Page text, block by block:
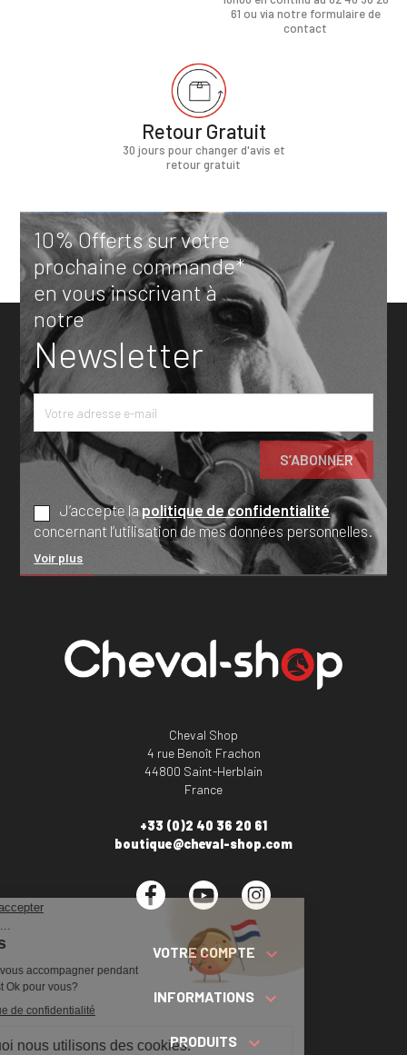
61 ou via notre formulaire de
contact
Retour Gratuit
30 jours pour changer d'avis et
retour gratuit
10% Offerts sur votre
prochaine commande*
en vous inscrivant à
notre
Newsletter
J’accepte lapolitique de confidentialité
concernant l’utilisation de mes données personnelles.
Voir plus
Cheval Shop
4 rue Benoît Frachon
44800 Saint-Herblain
France
+33 (0)2 40 36 20 61
boutique@cheval-shop.com
Facebook YouTube
VOTRE COMPTE 
INFORMATIONS 
PRODUITS 